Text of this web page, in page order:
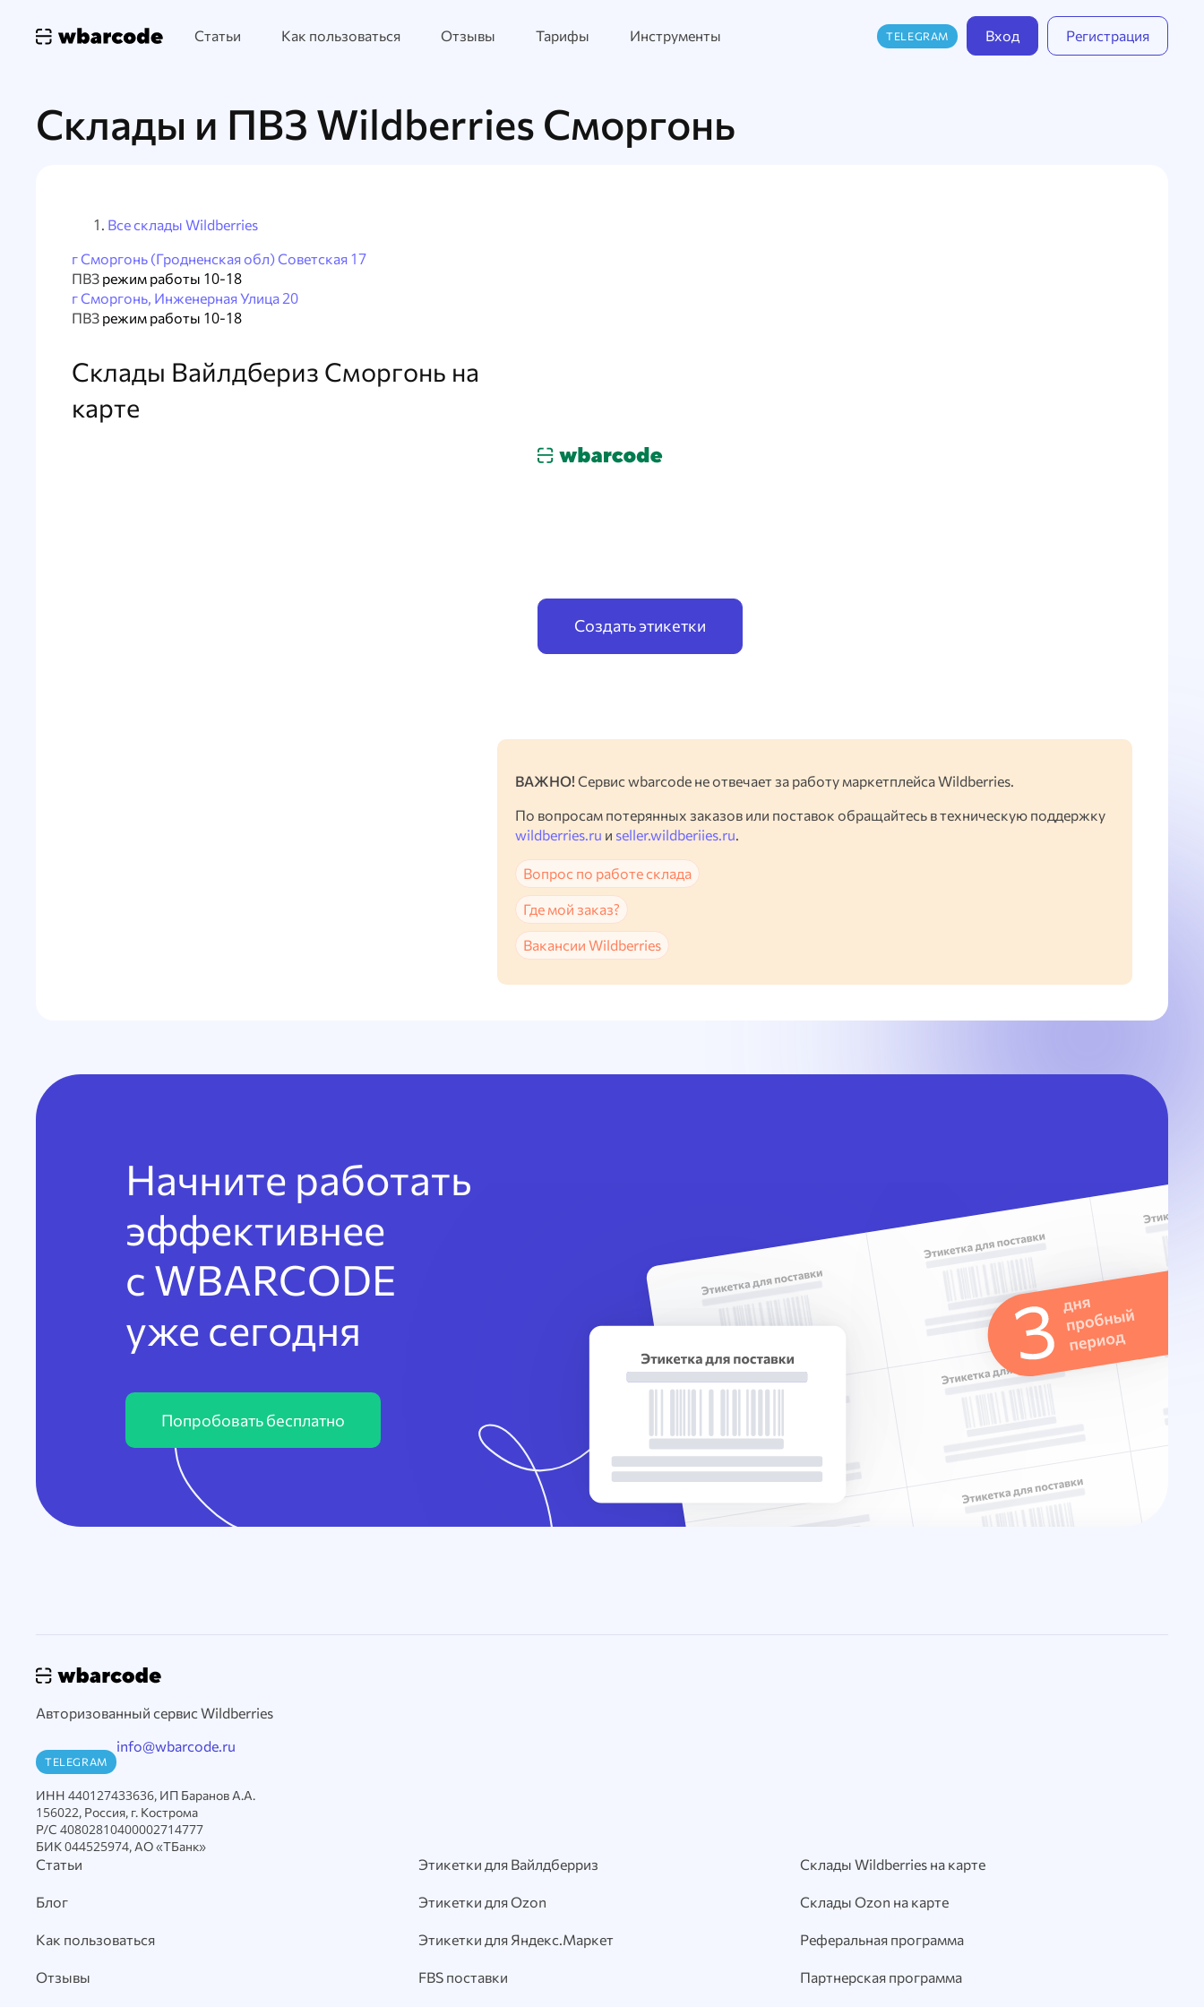
Статьи Как пользоваться Отзывы Тарифы Инструменты TELEGRAM Вход Регистрация
Склады и ПВЗ Wildberries Сморгонь
Все склады Wildberries
г Сморгонь (Гродненская обл) Советская 17
ПВЗ режим работы 10-18
г Сморгонь, Инженерная Улица 20
ПВЗ режим работы 10-18
Склады Вайлдбериз Сморгонь на
карте
Создать этикетки
ВАЖНО! Сервис wbarcode не отвечает за работу маркетплейса Wildberries.
По вопросам потерянных заказов или поставок обращайтесь в техническую поддержку
wildberries.ru и seller.wildberiies.ru.
Вопрос по работе склада
Где мой заказ?
Вакансии Wildberries
Начните работать
эффективнее
с WBARCODE
уже сегодня
Попробовать бесплатно
Авторизованный сервис Wildberries
TELEGRAM
info@wbarcode.ru
ИНН 440127433636, ИП Баранов А.А.
156022, Россия, г. Кострома
Р/С 40802810400002714777
БИК 044525974, АО «ТБанк»
Статьи
Блог
Как пользоваться
Отзывы
Этикетки для Вайлдберриз
Этикетки для Ozon
Этикетки для Яндекс.Маркет
FBS поставки
Склады Wildberries на карте
Склады Ozon на карте
Реферальная программа
Партнерская программа